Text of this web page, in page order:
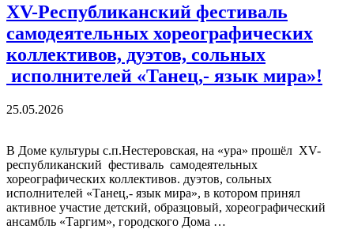
XV-Республиканский фестиваль
самодеятельных хореографических
коллективов, дуэтов, сольных
исполнителей «Танец,- язык мира»!
25.05.2026
В Доме культуры с.п.Нестеровская, на «ура» прошёл XV-
республиканский фестиваль самодеятельных
хореографических коллективов. дуэтов, сольных
исполнителей «Танец,- язык мира», в котором принял
активное участие детский, образцовый, хореографический
ансамбль «Таргим», городского Дома …